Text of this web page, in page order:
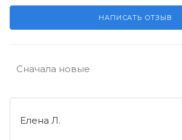
НАПИСАТЬ ОТЗЫВ
Елена Л.